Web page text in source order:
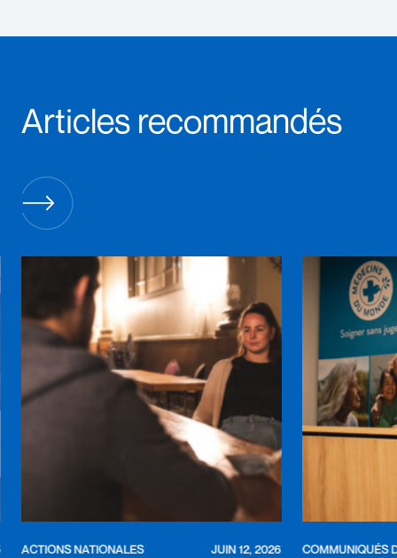
Articles recommandés
ACTIONS NATIONALES JUIN 12, 2026 COMMUNIQUÉS